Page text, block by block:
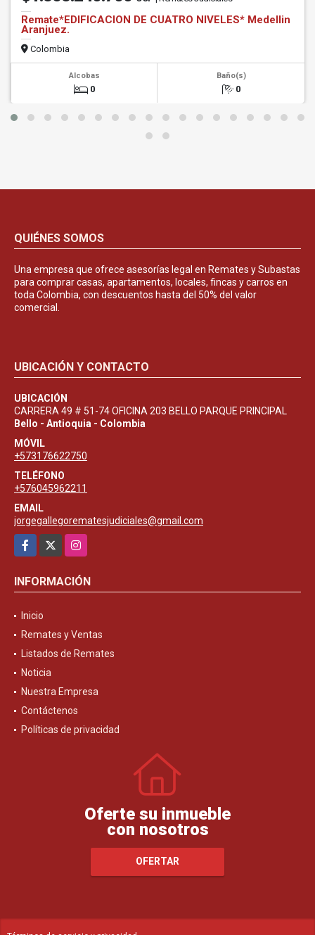
Remate*EDIFICACION DE CUATRO NIVELES* Medellin
Aranjuez.
Colombia
Alcobas
0
Baño(s)
0
QUIÉNES SOMOS
Una empresa que ofrece asesorías legal en Remates y Subastas
para comprar casas, apartamentos, locales, fincas y carros en
toda Colombia, con descuentos hasta del 50% del valor
comercial.
UBICACIÓN Y CONTACTO
UBICACIÓN
CARRERA 49 # 51-74 OFICINA 203 BELLO PARQUE PRINCIPAL
Bello - Antioquia - Colombia
MÓVIL
+573176622750
TELÉFONO
+576045962211
EMAIL
jorgegallegorematesjudiciales@gmail.com
Facebook
Instagram
INFORMACIÓN
Inicio
Remates y Ventas
Listados de Remates
Noticia
Nuestra Empresa
Contáctenos
Políticas de privacidad
Oferte su inmueble
con nosotros
OFERTAR